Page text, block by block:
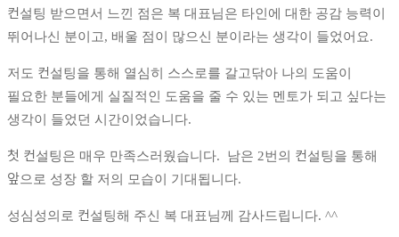
컨설팅 받으면서 느낀 점은 복 대표님은 타인에 대한 공감 능력이
뛰어나신 분이고, 배울 점이 많으신 분이라는 생각이 들었어요.
저도 컨설팅을 통해 열심히 스스로를 갈고닦아 나의 도움이
필요한 분들에게 실질적인 도움을 줄 수 있는 멘토가 되고 싶다는
생각이 들었던 시간이었습니다.
첫 컨설팅은 매우 만족스러웠습니다. 남은 2번의 컨설팅을 통해
앞으로 성장 할 저의 모습이 기대됩니다.
성심성의로 컨설팅해 주신 복 대표님께 감사드립니다. ^^